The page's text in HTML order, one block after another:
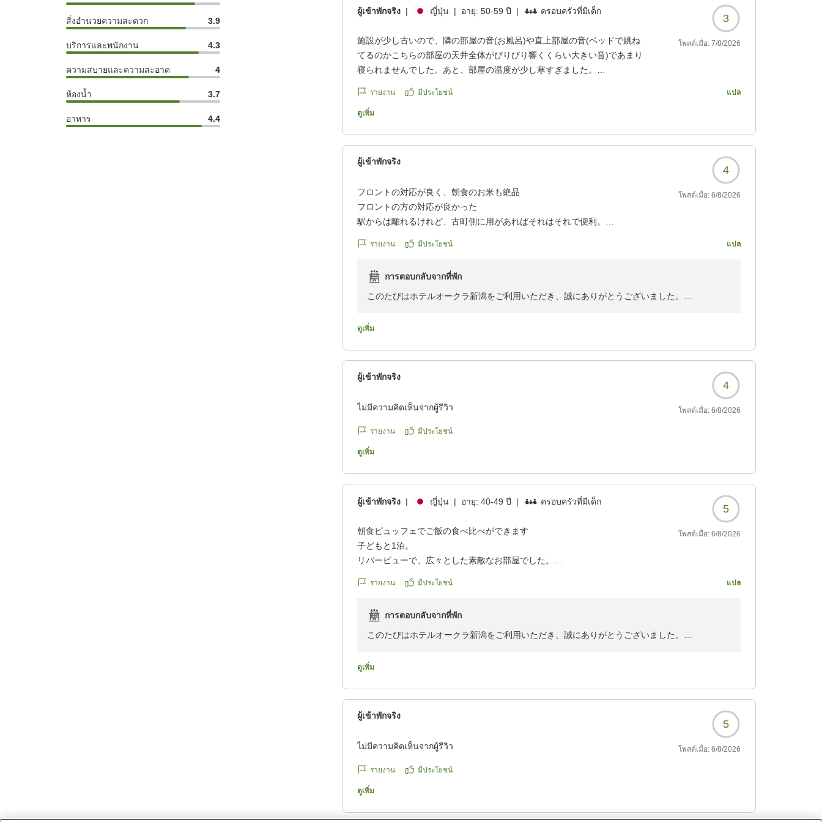
สิ่งอำนวยความสะดวก 3.9
บริการและพนักงาน 4.3
ความสบายและความสะอาด 4
ห้องน้ำ 3.7
อาหาร 4.4
ผู้เข้าพักจริง | ญี่ปุ่น | อายุ:50-59 ปี | ครอบครัวที่มีเด็ก
3
施設が少し古いので、隣の部屋の音(お風呂)や直上部屋の音(ベッドで跳ね
てるのかこちらの部屋の天井全体がびりびり響くくらい大きい音)であまり
寝られませんでした。あと、部屋の温度が少し寒すぎました。
かでとても美味しかったです。
クチコミの詳細はこちらから
reviewId=33123478573869
โพสต์เมื่อ: 7/8/2026
รายงาน มีประโยชน์ แปล
ดูเพิ่ม
ผู้เข้าพักจริง
4
フロントの対応が良く、朝食のお米も絶品
フロントの方の対応が良かった
駅からは離れるけれど、古町側に用があればそれはそれで便利。
クチコミの詳細はこちらから
reviewId=33123478514969
โพสต์เมื่อ: 6/8/2026
รายงาน มีประโยชน์ แปล
การตอบกลับจากที่พัก
このたびはホテルオークラ新潟をご利用いただき、誠にありがとうございました。
これからも皆様に快適にお過ごしいただけるよう努めてまいります。
ดูเพิ่ม
ผู้เข้าพักจริง
4
ไม่มีความคิดเห็นจากผู้รีวิว โพสต์เมื่อ: 6/8/2026
รายงาน มีประโยชน์
ดูเพิ่ม
ผู้เข้าพักจริง | ญี่ปุ่น | อายุ:40-49 ปี | ครอบครัวที่มีเด็ก
5
朝食ビュッフェでご飯の食べ比べができます
子どもと1泊。
リバービューで、広々とした素敵なお部屋でした。
朝食ビュッフェで、ご飯の食べ比べができて、魚沼産のこしひかりの美味
想定外に、アメニティのシャンプーが香りがよく、髪がサラサラになり、
タオルもふわふわで、お風呂上がりが気持ちよく過ごせました。
https://review.travel.rakuten.co.jp/hotel/voice/965?
โพสต์เมื่อ: 6/8/2026
รายงาน มีประโยชน์ แปล
การตอบกลับจากที่พัก
このたびはホテルオークラ新潟をご利用いただき、誠にありがとうございました。
これからも皆様に快適にお過ごしいただけるよう努めてまいります。
ดูเพิ่ม
ผู้เข้าพักจริง
5
ไม่มีความคิดเห็นจากผู้รีวิว โพสต์เมื่อ: 6/8/2026
รายงาน มีประโยชน์
ดูเพิ่ม